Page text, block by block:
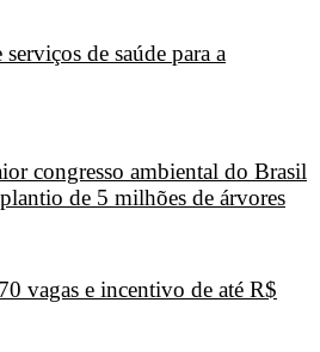
de saúde para a
congresso ambiental do Brasil
de 5 milhões de árvores
vagas e incentivo de até R$